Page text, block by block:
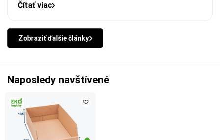
Čítať viac
Zobraziť ďalšie články
Naposledy navštívené